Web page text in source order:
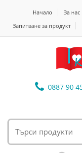
Начало За нас
Запитване за продукт
0887 90